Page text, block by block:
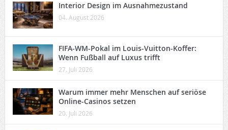
Interior Design im Ausnahmezustand
04. August 2026
FIFA-WM-Pokal im Louis-Vuitton-Koffer:
Wenn Fußball auf Luxus trifft
27. Juli 2026
Warum immer mehr Menschen auf seriöse
Online-Casinos setzen
20. Juli 2026